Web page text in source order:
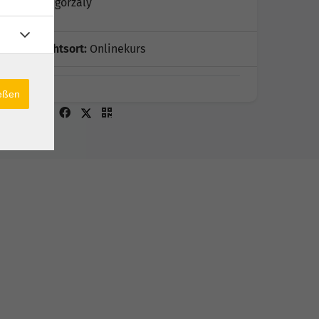
Unterrichtsort: Onlinekurs